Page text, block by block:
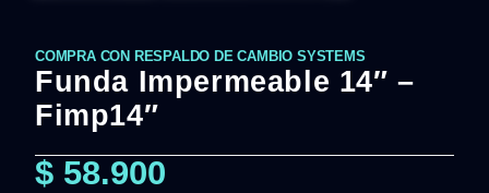
COMPRA CON RESPALDO DE CAMBIO SYSTEMS
Funda Impermeable 14″ –
Fimp14″
$ 58.900